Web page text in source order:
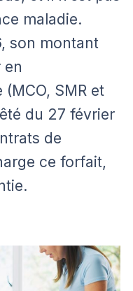
maladie.
son montant
en
SMR et
du 27 février
de
ce forfait,